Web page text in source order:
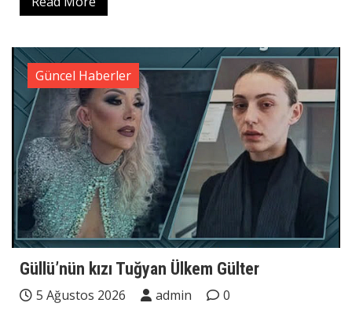
Güncel Haberler
Güllü’nün kızı Tuğyan Ülkem Gülter
5 Ağustos 2026 admin
0